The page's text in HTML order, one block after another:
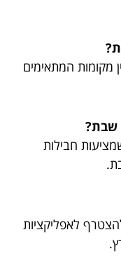
מקומות המתאימים
שבת?
חבילות
לאפליקציות